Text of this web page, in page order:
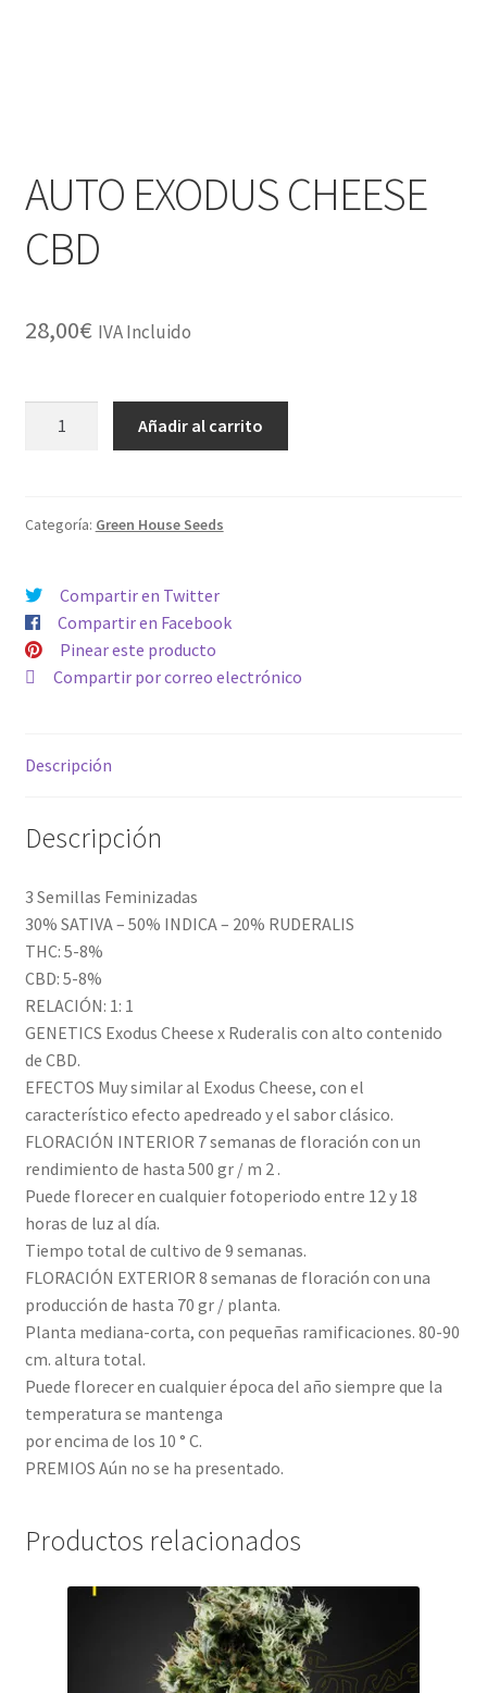
AUTO EXODUS CHEESE
CBD
28,00€ IVA Incluido
cantidad
Añadir al carrito
Categoría: Green House Seeds
Compartir en Twitter
Compartir en Facebook
Pinear este producto
Compartir por correo electrónico
Descripción
Descripción
3 Semillas Feminizadas
30% SATIVA – 50% INDICA – 20% RUDERALIS
THC: 5-8%
CBD: 5-8%
RELACIÓN: 1: 1
GENETICS Exodus Cheese x Ruderalis con alto contenido
de CBD.
EFECTOS Muy similar al Exodus Cheese, con el
característico efecto apedreado y el sabor clásico.
FLORACIÓN INTERIOR 7 semanas de floración con un
rendimiento de hasta 500 gr / m 2 .
Puede florecer en cualquier fotoperiodo entre 12 y 18
horas de luz al día.
Tiempo total de cultivo de 9 semanas.
FLORACIÓN EXTERIOR 8 semanas de floración con una
producción de hasta 70 gr / planta.
Planta mediana-corta, con pequeñas ramificaciones. 80-90
cm. altura total.
Puede florecer en cualquier época del año siempre que la
temperatura se mantenga
por encima de los 10 ° C.
PREMIOS Aún no se ha presentado.
Productos relacionados